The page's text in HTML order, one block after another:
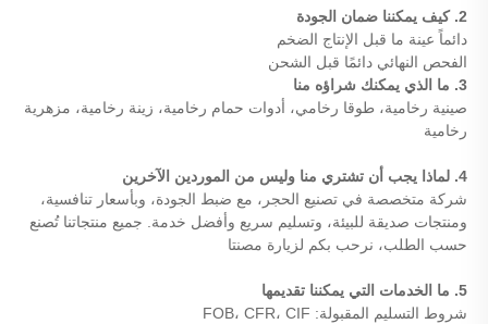
2. كيف يمكننا ضمان الجودة
دائماً عينة ما قبل الإنتاج الضخم
الفحص النهائي دائمًا قبل الشحن
3. ما الذي يمكنك شراؤه منا
صينية رخامية، طوقا رخامي، أدوات حمام رخامية، زينة رخامية، مزهرية
رخامية
4. لماذا يجب أن تشتري منا وليس من الموردين الآخرين
شركة متخصصة في تصنيع الحجر، مع ضبط الجودة، وبأسعار تنافسية،
ومنتجات صديقة للبيئة، وتسليم سريع وأفضل خدمة. جميع منتجاتنا تُصنع
حسب الطلب، نرحب بكم لزيارة مصنتا
5. ما الخدمات التي يمكننا تقديمها
شروط التسليم المقبولة: FOB، CFR، CIF